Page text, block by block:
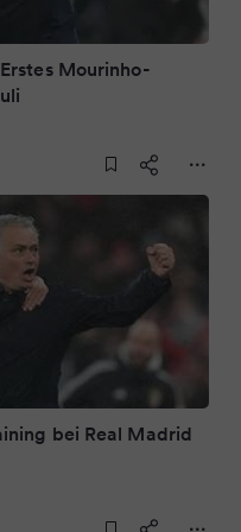
Mourinho-
bei Real Madrid